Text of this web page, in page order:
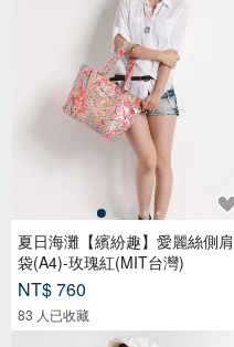
夏日海灘【繽紛趣】愛麗絲側肩
袋(A4)-玫瑰紅(MIT台灣)
NT$ 760
83 人已收藏